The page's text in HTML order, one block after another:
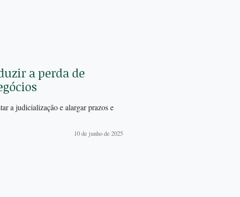
a perda de
a judicialização e alargar prazos e
10 de junho de 2025